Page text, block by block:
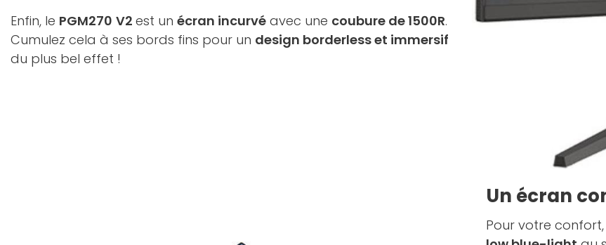
Enfin, le PGM270 V2 est un écran incurvé avec une coubure de 1500R.
Cumulez cela à ses bords fins pour un design borderless et immersif
du plus bel effet !
Un écran
Pour votre confort,